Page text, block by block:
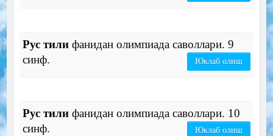
Рус тилифанидан олимпиада саволлари. 9
синф.
Юклаб олиш
Рус тилифанидан олимпиада саволлари. 10
синф.
Юклаб олиш